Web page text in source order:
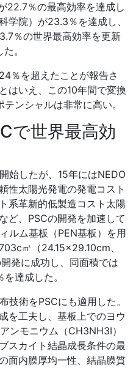
22.7％の最高効率を達成し
学院）が23.3％を達成し、
％の世界最高効率を更新
。
％を超えたことが報告さ
はいえ、この10年間で変換
ンシャルは非常に高い。
で世界最高効
始したが、15年にはNEDO
性太陽光発電の発電コスト
系革新的低製造コスト太陽
ど、PSCの開発を加速して
ルム基板（PEN基板）を用
㎡（24.15×29.10cm、
発に成功し、同面積では
達成した。
技術をPSCにも適用した。
を工夫し、基板上でのヨウ
ンモニウム（CH3NH3I）
スカイト結晶成長条件の最
面内膜厚均一性、結晶膜質